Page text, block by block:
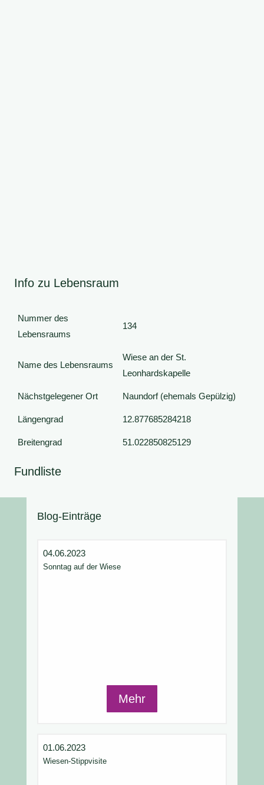
Info zu Lebensraum
Nummer des
Lebensraums
134
Name des Lebensraums
Wiese an der St.
Leonhardskapelle
Nächstgelegener Ort Naundorf (ehemals Gepülzig)
Längengrad 12.877685284218
Breitengrad 51.022850825129
Fundliste
Blog-Einträge
04.06.2023
Sonntag auf der Wiese
Mehr
01.06.2023
Wiesen-Stippvisite